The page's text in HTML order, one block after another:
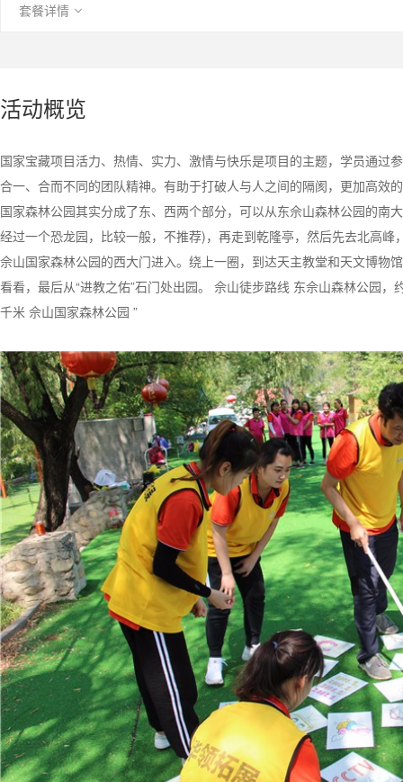
套餐详情
活动概览
国家宝藏项目活力、热情、实力、激情与快乐是项目的主题，学员通过
合一、合而不同的团队精神。有助于打破人与人之间的隔阂，更加高效
国家森林公园其实分成了东、西两个部分，可以从东佘山森林公园的南
经过一个恐龙园，比较一般，不推荐)，再走到乾隆亭，然后先去北高
佘山国家森林公园的西大门进入。绕上一圈，到达天主教堂和天文博物
看看，最后从“进教之佑”石门处出园。 佘山徒步路线 东佘山森林公园
千米 佘山国家森林公园 ”